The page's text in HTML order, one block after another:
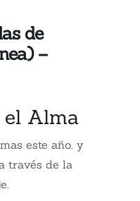
de
–
el Alma
este año, y
través de la